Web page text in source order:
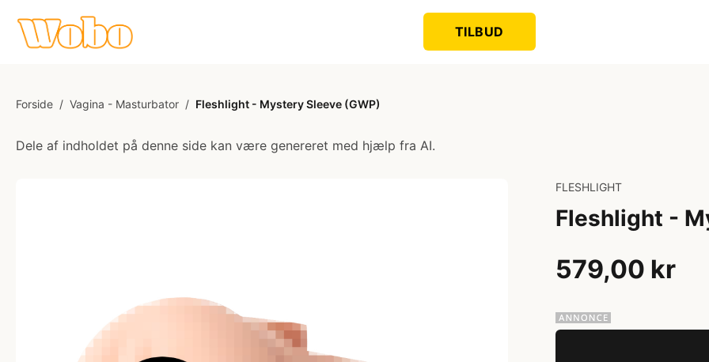
TILBUD
Forside / Vagina - Masturbator / Fleshlight - Mystery Sleeve (GWP)
Dele af indholdet på denne side kan være genereret med hjælp fra AI.
FLESHLIGHT
Fleshlight -
579,00 kr